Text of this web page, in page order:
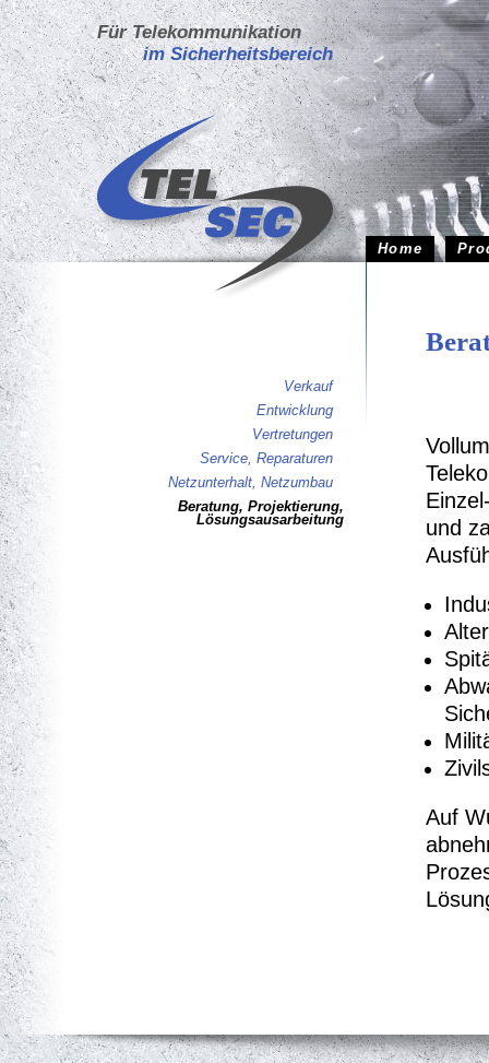
Für Telekommunikation
im Sicherheitsbereich
Home
Verkauf
Entwicklung
Vertretungen
Service, Reparaturen
Netzunterhalt, Netzumbau
Beratung, Projektierung,
Lösungsausarbeitung
und
Auf